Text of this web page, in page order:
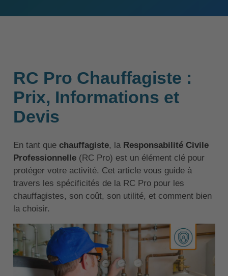
RC Pro Chauffagiste :
Prix, Informations et
Devis
En tant que chauffagiste, la Responsabilité Civile
Professionnelle(RC Pro) est un élément clé pour
protéger votre activité. Cet article vous guide à
travers les spécificités de la RC Pro pour les
chauffagistes, son coût, son utilité, et comment bien
la choisir.